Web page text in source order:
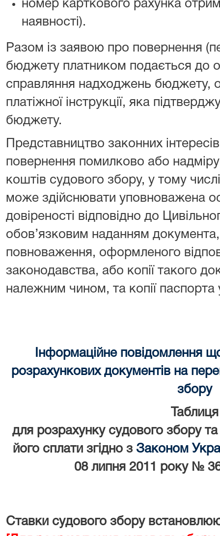
номер карткового рахунка
наявності).
Разом із заявою про повернення
бюджету платником подається до
справляння надходжень бюджету,
платіжної інструкції, яка
бюджету.
Представництво законних
повернення помилково або
коштів судового збору, у тому
може здійснювати уповноважена
довіреності відповідно до
обов’язковим наданням документа,
повноваження, оформленого
законодавства, або копії такого
належним чином, та копії
Інформаційне повідомлення
розрахункових документів на
збору
Таблиця
для розрахунку судового збору
його сплати згідно з Законом
08 липня 2011 року №
Ставки судового збору